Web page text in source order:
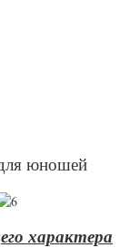
юношей
характера